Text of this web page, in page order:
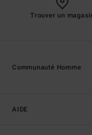
Trouver un
AIDE
Communauté Homme